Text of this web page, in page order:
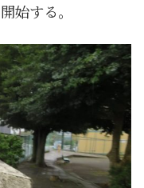
始する。